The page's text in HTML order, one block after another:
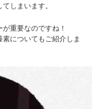
しまいます。
重要なのですね！
についてもご紹介しま